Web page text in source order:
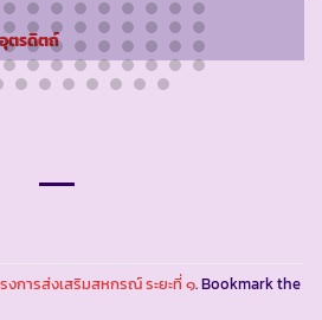
ตรดิตถ์
งการส่งเสริมสหกรณ์ ระยะที่ ๑. Bookmark the